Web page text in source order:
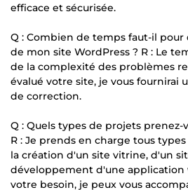
efficace et sécurisée.
Q : Combien de temps faut-il
de mon site WordPress ? R : Le
de la complexité des problèmes
évalué votre site, je vous fournirai
de correction.
Q : Quels types de projets prenez-
R : Je prends en charge tous
la création d'un site vitrine, d'un
développement d'une application
votre besoin, je peux vous